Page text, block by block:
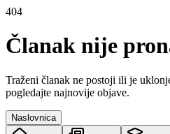
404
Članak nije
Traženi članak ne postoji ili je
pogledajte najnovije objave.
Naslovnica